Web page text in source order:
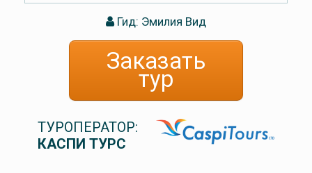
Гид: Эмилия Вид
Заказать
тур
ТУРОПЕРАТОР:
КАСПИ ТУРС